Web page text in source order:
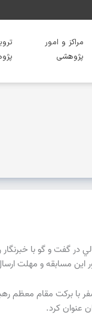
مراکز و امور
پژوهشی
گفت و گو با خبرنگار
مسابقه و مهلت ارسال
بركت مقام معظم
عنوان كرد.